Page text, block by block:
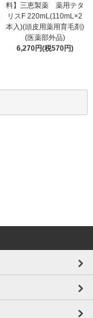
料】三恵製薬 薬用テタ
リスF 220mL(110mL×2
本入)(頭皮用薬用育毛剤)
(医薬部外品)
6,270円(税570円)